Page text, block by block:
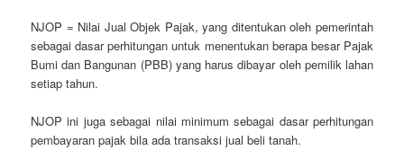
NJOP = Nilai Jual Objek Pajak, yang ditentukan oleh pemerintah
sebagai dasar perhitungan untuk menentukan berapa besar Pajak
Bumi dan Bangunan (PBB) yang harus dibayar oleh pemilik lahan
setiap tahun.
NJOP ini juga sebagai nilai minimum sebagai dasar perhitungan
pembayaran pajak bila ada transaksi jual beli tanah.